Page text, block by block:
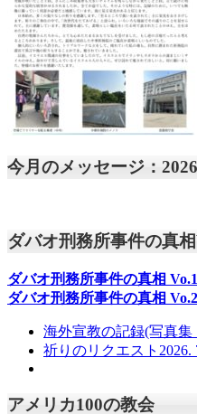
今月のメッセージ：
ダバオ刑務所事件の真
ダバオ刑務所事件の真相 Vo.1
ダバオ刑務所事件の真相 Vo.2
海外宣教の記録(写真集
祈りのリクエスト2026.
アメリカ100の教会